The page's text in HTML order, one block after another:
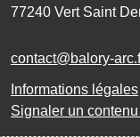
77240 Vert Saint
contact@balory-
Informations légales
Signaler un